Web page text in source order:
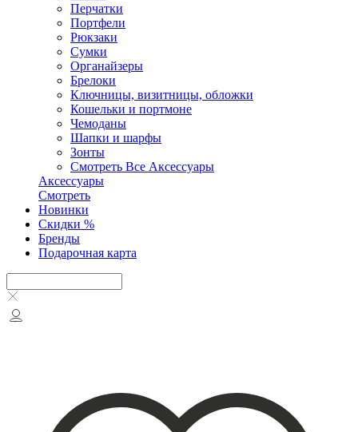
Перчатки
Портфели
Рюкзаки
Сумки
Органайзеры
Брелоки
Ключницы, визитницы, обложки
Кошельки и портмоне
Чемоданы
Шапки и шарфы
Зонты
Смотреть Все Аксесcуары
Аксесcуары
Смотреть
Новинки
Скидки %
Бренды
Подарочная карта